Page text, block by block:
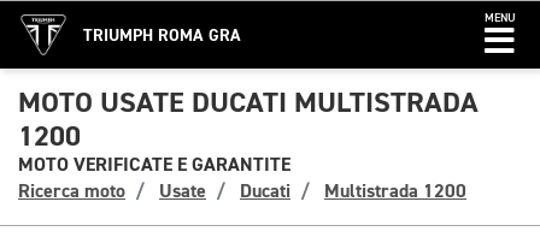
TRIUMPH ROMA GRA
MENU
MOTO USATE DUCATI MULTISTRADA
1200
MOTO VERIFICATE E GARANTITE
Ricerca moto
Usate Ducati Multistrada 1200